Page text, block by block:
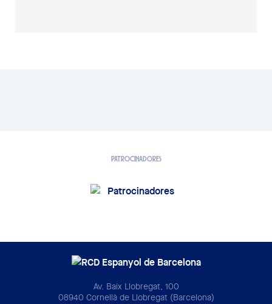
PATROCINADORES
Av. Baix Llobregat, 100
08940 Cornellà de Llobregat (Barcelona)